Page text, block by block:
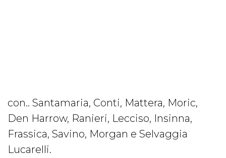
con.. Santamaria, Conti, Mattera, Moric,
Den Harrow, Ranieri, Lecciso, Insinna,
Frassica, Savino, Morgan e Selvaggia
Lucarelli.